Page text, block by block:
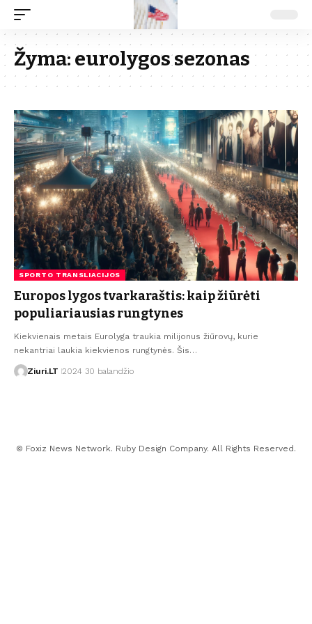
Žyma: eurolygos sezonas
SPORTO TRANSLIACIJOS
Europos lygos tvarkaraštis: kaip žiūrėti
populiariausias rungtynes
Kiekvienais metais Eurolyga traukia milijonus žiūrovų, kurie
nekantriai laukia kiekvienos rungtynės. Šis…
Ziuri.LT 2024 30 balandžio
© Foxiz News Network. Ruby Design Company. All Rights Reserved.